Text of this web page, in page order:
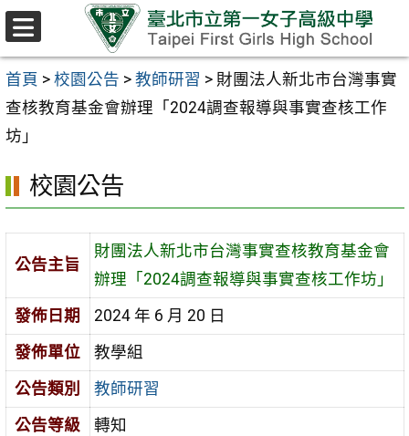
跳至主要內容區
首頁 > 校園公告 > 教師研習 > 財團法人新北市台灣事實
查核教育基金會辦理「2024調查報導與事實查核工作
坊」
校園公告
公告主旨
財團法人新北市台灣事實查核教育基金會
辦理「2024調查報導與事實查核工作坊」
發佈日期
2024 年 6 月 20 日
發佈單位
教學組
公告類別
教師研習
公告等級
轉知
選
單